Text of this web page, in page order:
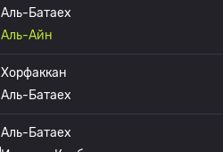
Аль-Батаех
Аль-Айн
Хорфаккан
Аль-Батаех
Аль-Батаех